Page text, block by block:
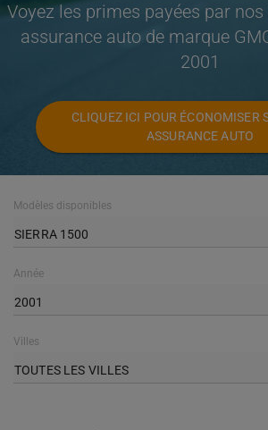
Voyez les primes payées par
assurance auto de marque
2001
CLIQUEZ ICI POUR ÉCONOMISER
ASSURANCE AUTO
Modèles disponibles
SIERRA 1500
Année
2001
Villes
TOUTES LES VILLES